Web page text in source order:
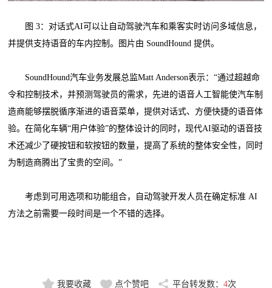
图 3：对话式AI可以让自动驾驶汽车和乘客实时访问多域信息，
并提供支持语音的车内控制。图片由 SoundHound 提供。
SoundHound汽车业务发展总监Matt Anderson表示：“通过超越命
令和控制技术，并预测驾驶员的需求，先进的语音人工智能使汽车制
造商能够摆脱循序渐进的语音菜单，提供对话式、方便快捷的语音体
验。在简化车辆“用户体验”的整体设计的同时，现代AI驱动的语音技
术还减少了硬按钮和软按钮的数量，提高了系统的整体安全性，同时
为制造商腾出了宝贵的空间。”
考虑到可用选项和功能组合，自动驾驶开发人员在确定标准 AI
方法之前需要一段时间是一个不错的选择。
我要收藏 点个赞吧 平台转发数： 4次